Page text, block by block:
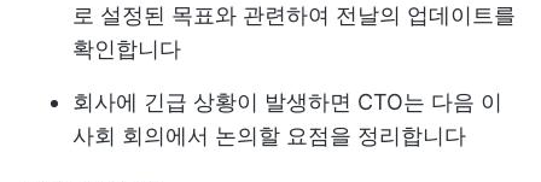
로 설정된 목표와 관련하여 전날의 업데이트를
확인합니다
회사에 긴급 상황이 발생하면 CTO는 다음 이
사회 회의에서 논의할 요점을 정리합니다